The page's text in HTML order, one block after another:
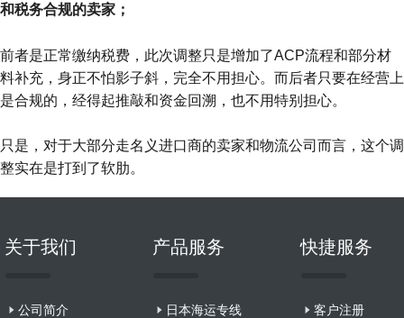
和税务合规的卖家；
前者是正常缴纳税费，此次调整只是增加了ACP流程和部分材
料补充，身正不怕影子斜，完全不用担心。而后者只要在经营上
是合规的，经得起推敲和资金回溯，也不用特别担心。
只是，对于大部分走名义进口商的卖家和物流公司而言，这个调
整实在是打到了软肋。
关于我们
公司简介
产品服务
日本海运专线
快捷服务
客户注册